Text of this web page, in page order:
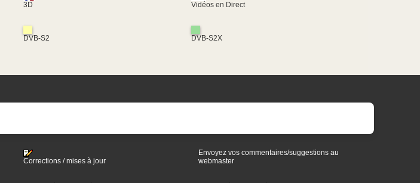
3D Vidéos en Direct
DVB-S2 DVB-S2X
Corrections / mises à jour
Envoyez vos commentaires/suggestions au
webmaster